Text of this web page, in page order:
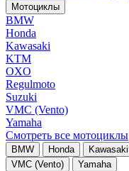
Мотоциклы
BMW
Honda
Kawasaki
KTM
OXO
Regulmoto
Suzuki
VMC (Vento)
Yamaha
Смотреть все мотоциклы
BMW Honda Kawasaki
VMC (Vento)
Yamaha